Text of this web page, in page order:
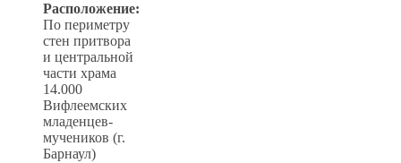
Расположение:
По периметру
стен притвора
и центральной
части храма
14.000
Вифлеемских
младенцев-
мучеников (г.
Барнаул)